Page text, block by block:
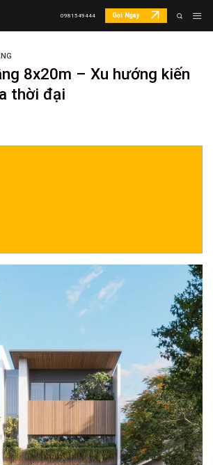
0981549444 Gọi Ngay
8x20m – Xu hướng kiến
thời đại